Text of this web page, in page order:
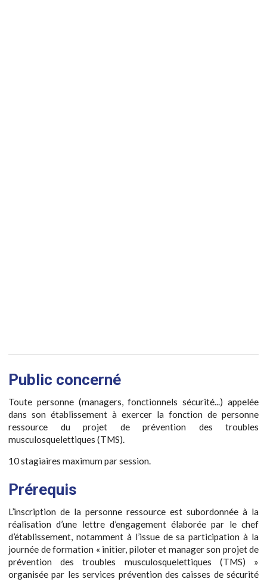
Public concerné
Toute personne (managers, fonctionnels sécurité...) appelée
dans son établissement à exercer la fonction de personne
ressource du projet de prévention des troubles
musculosquelettiques (TMS).
10 stagiaires maximum par session.
Prérequis
L’inscription de la personne ressource est subordonnée à la
réalisation d’une lettre d’engagement élaborée par le chef
d’établissement, notamment à l’issue de sa participation à la
journée de formation « initier, piloter et manager son projet de
prévention des troubles musculosquelettiques (TMS) »
organisée par les services prévention des caisses de sécurité